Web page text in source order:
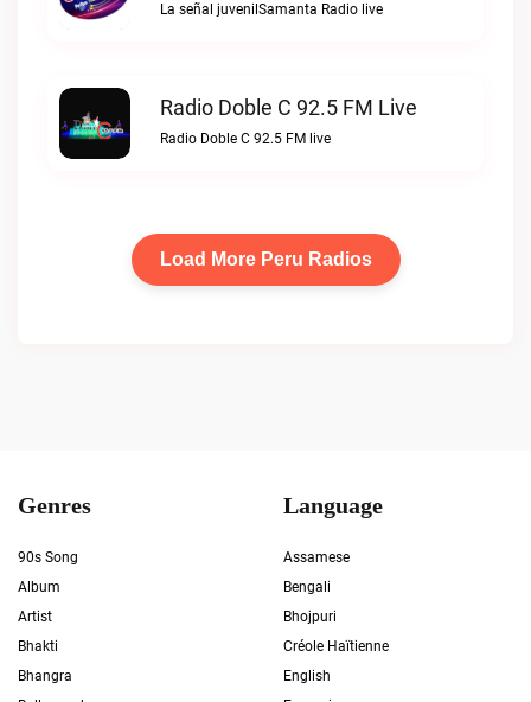
La señal juvenilSamanta Radio live
Radio Doble C 92.5 FM Live
Radio Doble C 92.5 FM live
Load More Peru Radios
Genres
90s Song
Album
Artist
Bhakti
Bhangra
Language
Assamese
Bengali
Bhojpuri
Créole Haïtienne
English